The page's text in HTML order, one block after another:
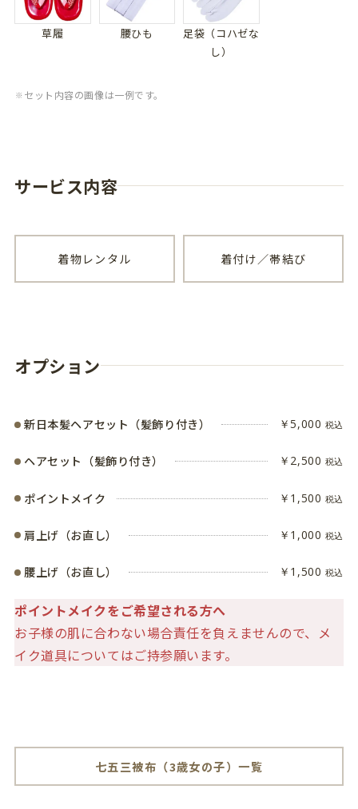
草履 腰ひも
足袋（コハゼな
し）
セット内容の画像は一例です。
サービス内容
着物レンタル 着付け／帯結び
オプション
新日本髪ヘアセット（髪飾り付き） ￥5,000 税込
ヘアセット（髪飾り付き） ￥2,500 税込
ポイントメイク ￥1,500 税込
肩上げ（お直し） ￥1,000 税込
腰上げ（お直し） ￥1,500 税込
ポイントメイクをご希望される方へ
お子様の肌に合わない場合責任を負えませんので、メ
イク道具についてはご持参願います。
七五三被布（3歳女の子）一覧